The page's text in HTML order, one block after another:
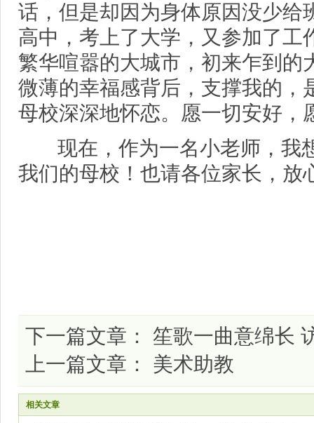
话，但是却因为身体原因没少给
高中，考上了大学，又参加了
繁华喧嚣的大城市，初来乍到
微薄的幸福感背后，支撑我的，
母校深深地怀恋。愿一切安好，
现在，作为一名小老师，我
我们的母校！也请各位家长，放
下一篇文章： 笙歌一曲意绵长
上一篇文章： 美术助教
相关文章